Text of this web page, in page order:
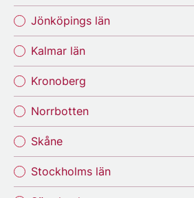
Jönköpings län
Kalmar län
Kronoberg
Norrbotten
Skåne
Stockholms län